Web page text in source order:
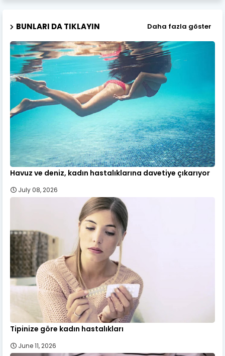
BUNLARI DA TIKLAYIN Daha fazla göster
Havuz ve deniz, kadın hastalıklarına davetiye çıkarıyor
July 08, 2026
Tipinize göre kadın hastalıkları
June 11, 2026